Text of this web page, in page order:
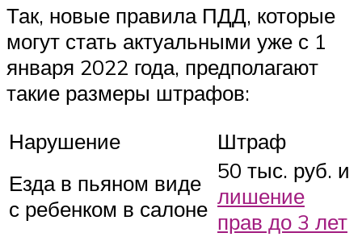
Так, новые правила ПДД, которые
могут стать актуальными уже с 1
января 2022 года, предполагают
такие размеры штрафов:
Нарушение
Штраф
Езда в пьяном виде
с ребенком в салоне
50 тыс. руб. и
лишение
прав до 3 лет